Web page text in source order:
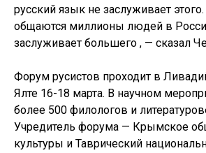
русский язык не заслуживает
общаются миллионы людей в
заслуживает большего , — сказал
Форум русистов проходит в
Ялте 16-18 марта. В научном
более 500 филологов и
Учредитель форума — Крымское
культуры и Таврический